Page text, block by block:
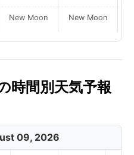
New Moon New Moon
時間別天気予報
09, 2026